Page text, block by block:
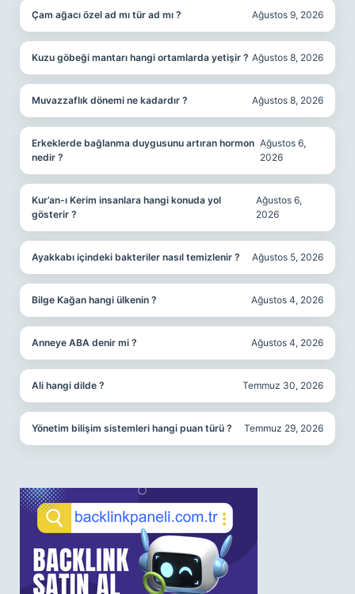
Çam ağacı özel ad mı tür ad mı ? Ağustos 9, 2026
Kuzu göbeği mantarı hangi ortamlarda yetişir ? Ağustos 8, 2026
Muvazzaflık dönemi ne kadardır ? Ağustos 8, 2026
Erkeklerde bağlanma duygusunu artıran hormon
nedir ?
Ağustos 6,
2026
Kur’an-ı Kerim insanlara hangi konuda yol
gösterir ?
Ağustos 6,
2026
Ayakkabı içindeki bakteriler nasıl temizlenir ? Ağustos 5, 2026
Bilge Kağan hangi ülkenin ? Ağustos 4, 2026
Anneye ABA denir mi ? Ağustos 4, 2026
Ali hangi dilde ? Temmuz 30, 2026
Yönetim bilişim sistemleri hangi puan türü ? Temmuz 29, 2026